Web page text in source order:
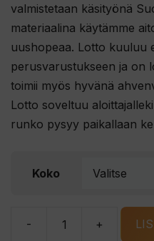
valmistetaan käsityönä
materiaalina käytämme
uushopeaa. Lotto kuuluu
perusvarustukseen ja on
toimii myös hyvänä
Lotto soveltuu
runko pysyy paikallaan
Koko
-
Bete
+